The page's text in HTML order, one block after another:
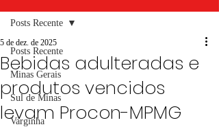
Posts Recente
Minas Gerais
Sul de Minas
Varginha
Posts Recente
Bebidas adulteradas e
produtos vencidos
levam Procon-MPMG
5 de dez. de 2025